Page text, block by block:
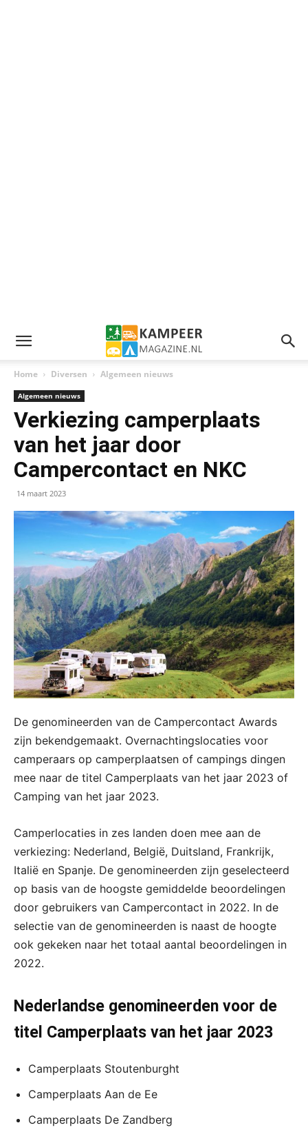
Home Diversen Algemeen nieuws
Algemeen nieuws
Verkiezing camperplaats
van het jaar door
Campercontact en NKC
14 maart 2023
De genomineerden van de Campercontact Awards
zijn bekendgemaakt. Overnachtingslocaties voor
camperaars op camperplaatsen of campings dingen
mee naar de titel Camperplaats van het jaar 2023 of
Camping van het jaar 2023.
Camperlocaties in zes landen doen mee aan de
verkiezing: Nederland, België, Duitsland, Frankrijk,
Italië en Spanje. De genomineerden zijn geselecteerd
op basis van de hoogste gemiddelde beoordelingen
door gebruikers van Campercontact in 2022. In de
selectie van de genomineerden is naast de hoogte
ook gekeken naar het totaal aantal beoordelingen in
2022.
Nederlandse genomineerden voor de
titel Camperplaats van het jaar 2023
Camperplaats Stoutenburght
Camperplaats Aan de Ee
Camperplaats De Zandberg